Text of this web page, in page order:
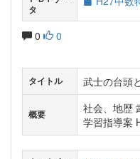
タ
0 0
タイトル 武士の台頭
概要
社会、地歴
学習指導案